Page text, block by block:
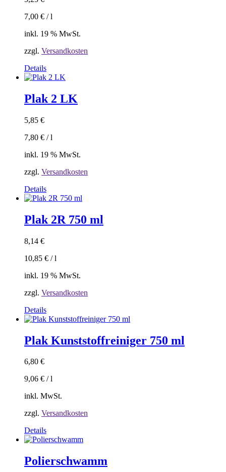
7,00 € /l
inkl. 19 % MwSt.
zzgl. Versandkosten
Details
Plak 2 LK
5,85 €
7,80 € /l
inkl. 19 % MwSt.
zzgl. Versandkosten
Details
Plak 2R 750 ml
8,14 €
10,85 € /l
inkl. 19 % MwSt.
zzgl. Versandkosten
Details
Plak Kunststoffreiniger 750 ml
6,80 €
9,06 € /l
inkl. MwSt.
zzgl. Versandkosten
DetailsDieses
Produkt
mehrere
Varianten
Polierschwamm